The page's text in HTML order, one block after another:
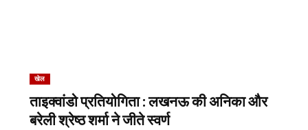
खेल
ताइक्वांडो प्रतियोगिता : लखनऊ की अनिका और
बरेली श्रेष्ठ शर्मा ने जीते स्वर्ण